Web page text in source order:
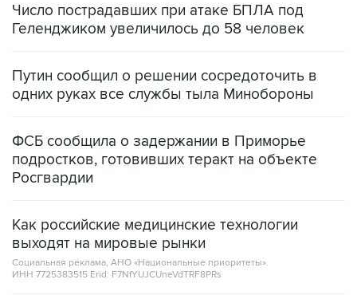
Число пострадавших при атаке БПЛА под
Геленджиком увеличилось до 58 человек
Путин сообщил о решении сосредоточить в
одних руках все службы тыла Минобороны
ФСБ сообщила о задержании в Приморье
подростков, готовивших теракт на объекте
Росгвардии
Как российские медицинские технологии
выходят на мировые рынки
Социальная реклама, АНО «Национальные приоритеты».
ИНН 7725383515 Erid: F7NfYUJCUneVdTRF8PRs